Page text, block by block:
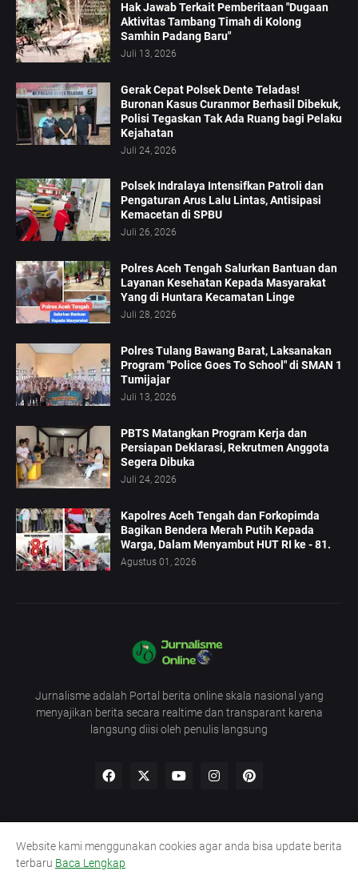
Hak Jawab Terkait Pemberitaan "Dugaan
Aktivitas Tambang Timah di Kolong
Samhin Padang Baru"
Juli 13, 2026
Gerak Cepat Polsek Dente Teladas!
Buronan Kasus Curanmor Berhasil Dibekuk,
Polisi Tegaskan Tak Ada Ruang bagi Pelaku
Kejahatan
Juli 24, 2026
Polsek Indralaya Intensifkan Patroli dan
Pengaturan Arus Lalu Lintas, Antisipasi
Kemacetan di SPBU
Juli 26, 2026
Polres Aceh Tengah Salurkan Bantuan dan
Layanan Kesehatan Kepada Masyarakat
Yang di Huntara Kecamatan Linge
Juli 28, 2026
Polres Tulang Bawang Barat, Laksanakan
Program "Police Goes To School" di SMAN 1
Tumijajar
Juli 13, 2026
PBTS Matangkan Program Kerja dan
Persiapan Deklarasi, Rekrutmen Anggota
Segera Dibuka
Juli 24, 2026
Kapolres Aceh Tengah dan Forkopimda
Bagikan Bendera Merah Putih Kepada
Warga, Dalam Menyambut HUT RI ke - 81.
Agustus 01, 2026
Jurnalisme adalah Portal berita online skala nasional yang
menyajikan berita secara realtime dan transparant karena
langsung diisi oleh penulis langsung
Redaksi UU Pers Pedoman
Kode Etik
Website kami menggunakan cookies agar anda bisa update berita
terbaru Baca Lengkap